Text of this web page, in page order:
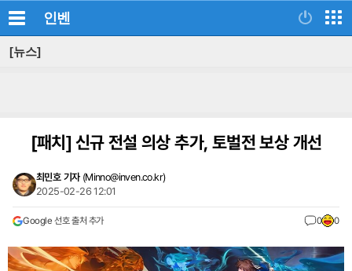
인벤
[뉴스]
[패치]신규 전설 의상 추가, 토벌전 보상 개선
최민호 기자 (Minno@inven.co.kr)
2025-02-26 12:01
Google 선호 출처 추가 0 0